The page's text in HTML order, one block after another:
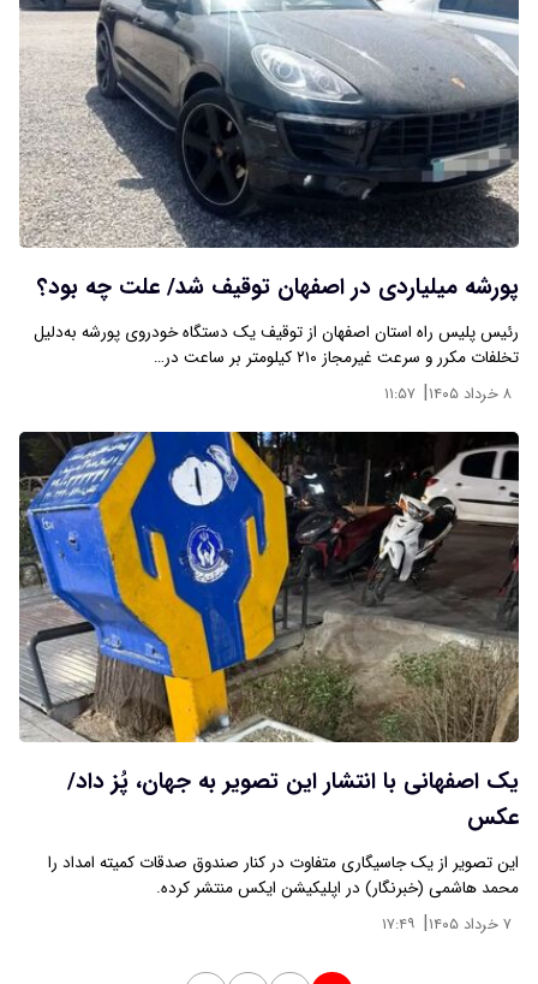
پورشه میلیاردی در اصفهان توقیف شد/ علت چه بود؟
رئیس پلیس راه استان اصفهان از توقیف یک دستگاه خودروی پورشه به‌دلیل
تخلفات مکرر و سرعت غیرمجاز ۲۱۰ کیلومتر بر ساعت در…
۸ خرداد ۱۴۰۵ | ۱۱:۵۷
یک اصفهانی با انتشار این تصویر به جهان، پُز داد/
عکس
این تصویر از یک جاسیگاری متفاوت در کنار صندوق صدقات کمیته امداد را
محمد هاشمی (خبرنگار) در اپلیکیشن ایکس منتشر کرده.
۷ خرداد ۱۴۰۵ | ۱۷:۴۹